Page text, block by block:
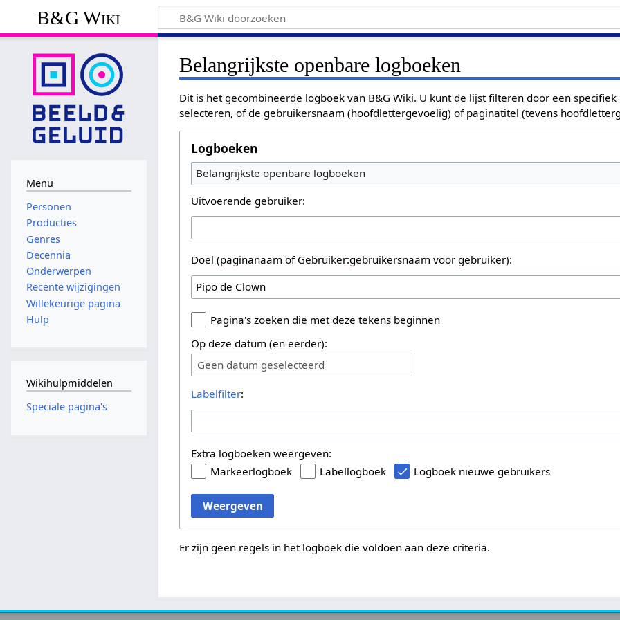
B&G Wiki
Belangrijkste openbare logboeken
Dit is het gecombineerde logboek van B&G Wiki. U kunt de lijst filteren door een
selecteren, of de gebruikersnaam (hoofdlettergevoelig) of paginatitel (tevens
Logboeken
Belangrijkste openbare logboeken
Uitvoerende gebruiker:
Doel (paginanaam of Gebruiker:gebruikersnaam voor gebruiker):
Pagina's zoeken die met deze tekens beginnen
Op deze datum (en eerder):
Geen datum geselecteerd
Labelfilter:
Extra logboeken weergeven:
Markeerlogboek
Labellogboek Logboek nieuwe gebruikers
Weergeven
Er zijn geen regels in het logboek die voldoen aan deze criteria.
Menu
Personen
Producties
Genres
Decennia
Onderwerpen
Recente wijzigingen
Willekeurige pagina
Hulp
Wikihulpmiddelen
Speciale pagina's